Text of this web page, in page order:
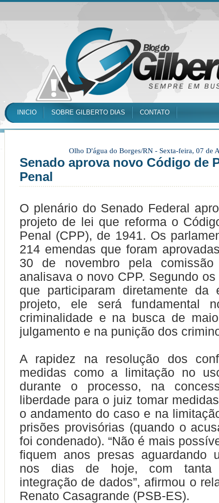
INICIO SOBRE GILBERTO DIAS CONTATO
Olho D'água do Borges/RN - Sexta-feira, 07 de
Senado aprova novo Código de
Penal
O plenário do Senado Federal
projeto de lei que reforma o
Penal (CPP), de 1941. Os
214 emendas que foram
30 de novembro pela
analisava o novo CPP. Segundo
que participaram diretamente da
projeto, ele será fundamental
criminalidade e na busca de
julgamento e na punição dos
A rapidez na resolução dos
medidas como a limitação no
durante o processo, na
liberdade para o juiz tomar
o andamento do caso e na
prisões provisórias (quando o
foi condenado). “Não é mais
fiquem anos presas aguardando
nos dias de hoje, com tanta
integração de dados”, afirmou o
Renato Casagrande (PSB-ES).